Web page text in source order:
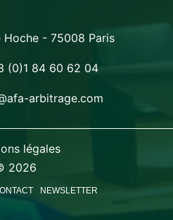
Hoche - 75008 Paris
(0)1 84 60 62 04
arbitrage.com
légales
2026
NEWSLETTER